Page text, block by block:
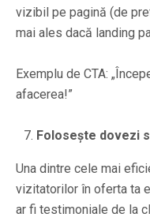
vizibil pe pagină (de
mai ales dacă landing
Exemplu de CTA:
afacerea!”
Folosește dovezi
Una dintre cele mai
vizitatorilor în oferta ta
ar fi testimoniale de la